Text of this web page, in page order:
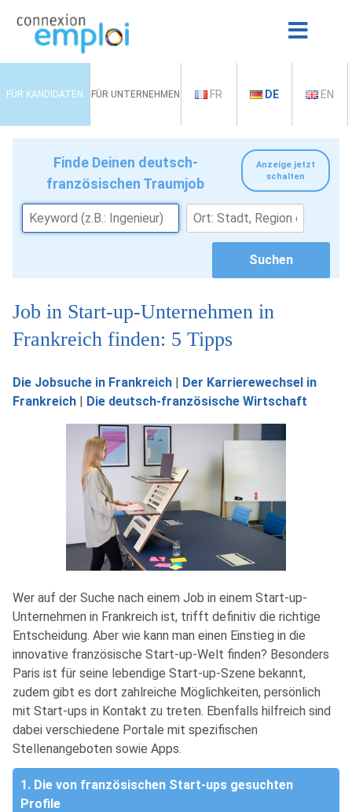
FÜR KANDIDATEN FÜR UNTERNEHMEN FR DE EN
Anzeige jetzt
schalten
Finde Deinen deutsch-
französischen Traumjob
Job in Start-up-Unternehmen in
Frankreich finden: 5 Tipps
Die Jobsuche in Frankreich | Der Karrierewechsel in
Frankreich | Die deutsch-französische Wirtschaft
Wer auf der Suche nach einem Job in einem Start-up-
Unternehmen in Frankreich ist, trifft definitiv die richtige
Entscheidung. Aber wie kann man einen Einstieg in die
innovative französische Start-up-Welt finden? Besonders
Paris ist für seine lebendige Start-up-Szene bekannt,
zudem gibt es dort zahlreiche Möglichkeiten, persönlich
mit Start-ups in Kontakt zu treten. Ebenfalls hilfreich sind
dabei verschiedene Portale mit spezifischen
Stellenangeboten sowie Apps.
1. Die von französischen Start-ups gesuchten
Profile